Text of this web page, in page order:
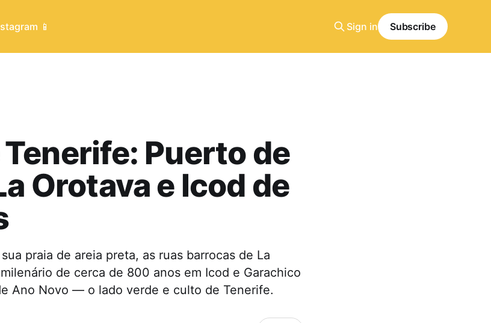
📱 Sign in Subscribe
Puerto de
Orotava e Icod de
praia de areia preta, as ruas barrocas de La
de cerca de 800 anos em Icod e Garachico
Ano Novo — o lado verde e culto de Tenerife.